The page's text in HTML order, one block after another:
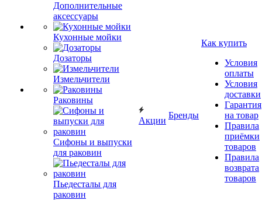
Дополнительные
аксессуары
Кухонные мойки
Дозаторы
Измельчители
Раковины
Сифоны и выпуски
для раковин
Пьедесталы для
раковин
Акции
Бренды
Как купить
Условия
оплаты
Условия
доставки
Гарантия
на товар
Правила
приёмки
товаров
Правила
возврата
товаров